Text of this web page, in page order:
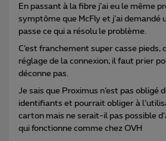
En passant à la fibre j’ai eu le même
symptôme que McFly et j’ai demandé
passe ce qui a résolu le problème.
C’est franchement super casse pieds,
réglage de la connexion, il faut prier
déconne pas.
Je sais que Proximus n’est pas obligé
identifiants et pourrait obliger à
carton mais ne serait-il pas possible
qui fonctionne comme chez OVH